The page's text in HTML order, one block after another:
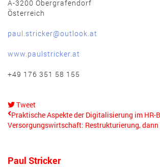
A-3200 Obergrafendorf
Österreich
paul.stricker@outlook.at
www.paulstricker.at
+49 176 351 58 155
Tweet
pinterest
Praktische Aspekte der Digitalisierung im HR-
Versorgungswirtschaft: Restrukturierung, dann
Paul Stricker